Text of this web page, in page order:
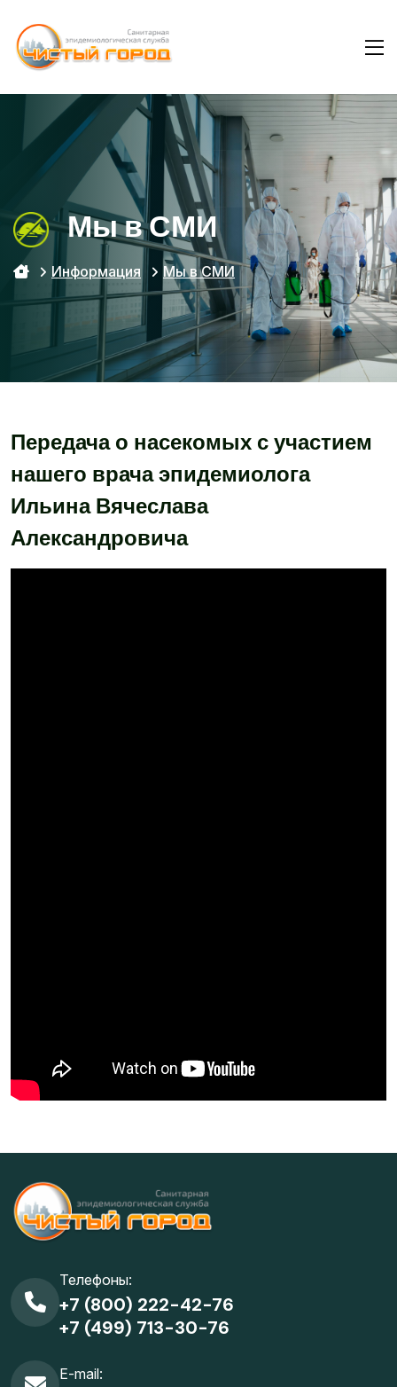
Мы в СМИ
Информация Мы в СМИ
Передача о насекомых с участием
нашего врача эпидемиолога
Ильина Вячеслава
Александровича
Телефоны:
+7 (800) 222-42-76
+7 (499) 713-30-76
E-mail: